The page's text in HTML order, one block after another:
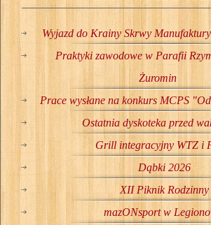
Wyjazd do Krainy Skrwy
Praktyki zawodowe w Parafii
Żuromin
Prace wysłane na konkurs MCPS
Ostatnia dyskoteka przed
Grill integracyjny WTZ i
Dąbki 2026
XII Piknik Rodzinny
mazONsport w